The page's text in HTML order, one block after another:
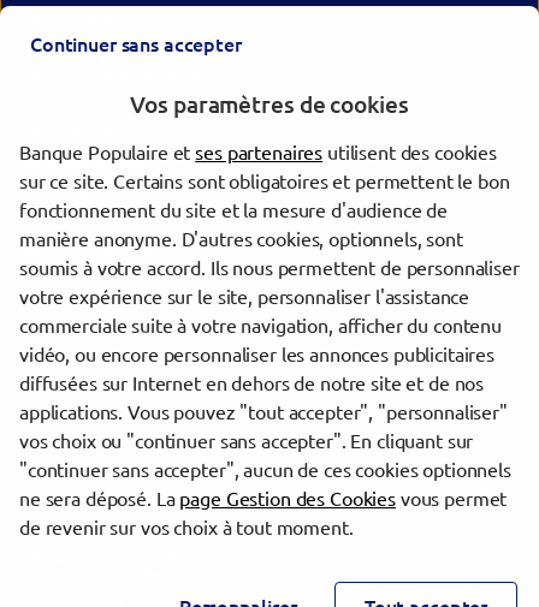
Savigny-sur-Orge
Ozoir-la-Ferrière
Choisy-le-Roi
Pontault-Combault
Brétigny-sur-Orge
Créteil
Trouver une agence Banque Populaire
Seine-et-Marne
Lieusaint
evermaps ©
Continuer sans accepter
Vos paramètres de cookies
Banque Populaire etses partenaires utilisent des cookies
sur ce site. Certains sont obligatoires et permettent le bon
fonctionnement du site et la mesure d'audience de
manière anonyme. D'autres cookies, optionnels, sont
soumis à votre accord. Ils nous permettent de personnaliser
votre expérience sur le site, personnaliser l'assistance
commerciale suite à votre navigation, afficher du contenu
vidéo, ou encore personnaliser les annonces publicitaires
diffusées sur Internet en dehors de notre site et de nos
applications. Vous pouvez "tout accepter", "personnaliser"
vos choix ou "continuer sans accepter". En cliquant sur
"continuer sans accepter", aucun de ces cookies optionnels
ne sera déposé. La page Gestion des Cookiesvous permet
de revenir sur vos choix à tout moment.